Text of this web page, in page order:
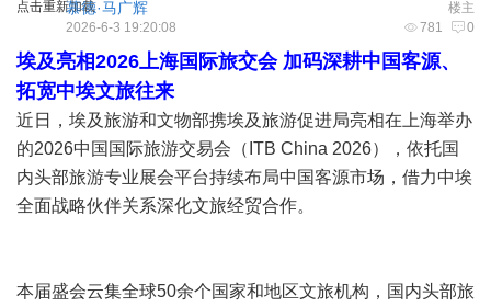
点击重新加载 楼主
慕德·马广辉
781 0
2026-6-3 19:20:08
埃及亮相2026上海国际旅交会 加码深耕中国客源、
拓宽中埃文旅往来
近日，埃及旅游和文物部携埃及旅游促进局亮相在上海举办
的2026中国国际旅游交易会（ITB China 2026），依托国
内头部旅游专业展会平台持续布局中国客源市场，借力中埃
全面战略伙伴关系深化文旅经贸合作。
本届盛会云集全球50余个国家和地区文旅机构，国内头部旅